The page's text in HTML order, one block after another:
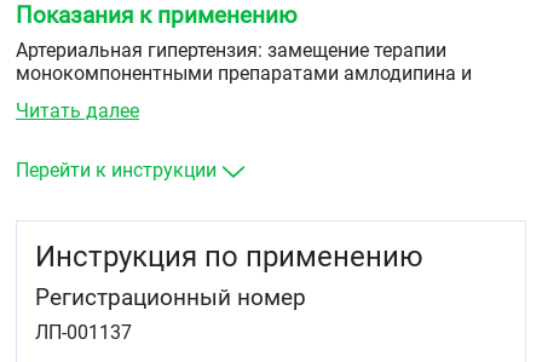
Показания к применению
Артериальная гипертензия: замещение терапии
монокомпонентными препаратами амлодипина и
Читать далее
Перейти к инструкции
Инструкция по применению
Регистрационный номер
ЛП-001137